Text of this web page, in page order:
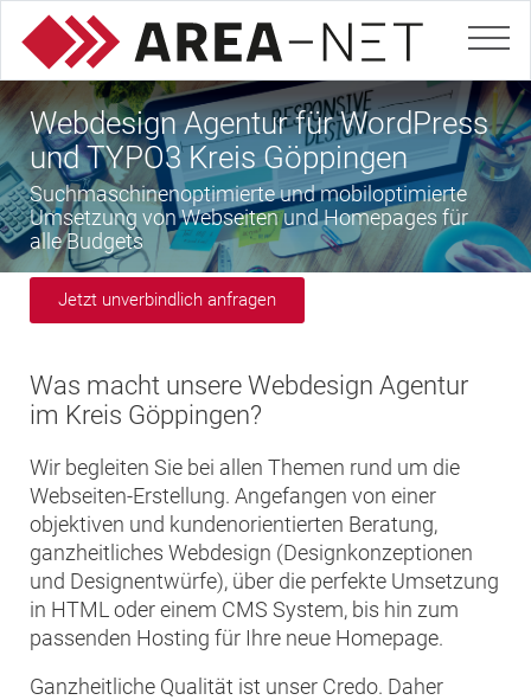
Webdesign Agentur für WordPress
und TYPO3 Kreis Göppingen
Suchmaschinenoptimierte und mobiloptimierte
Umsetzung von Webseiten und Homepages für
alle Budgets
Jetzt unverbindlich anfragen
Was macht unsere Webdesign Agentur
im Kreis Göppingen?
Wir begleiten Sie bei allen Themen rund um die
Webseiten-Erstellung. Angefangen von einer
objektiven und kundenorientierten Beratung,
ganzheitliches Webdesign (Designkonzeptionen
und Designentwürfe), über die perfekte Umsetzung
in HTML oder einem CMS System, bis hin zum
passenden Hosting für Ihre neue Homepage.
Ganzheitliche Qualität ist unser Credo. Daher